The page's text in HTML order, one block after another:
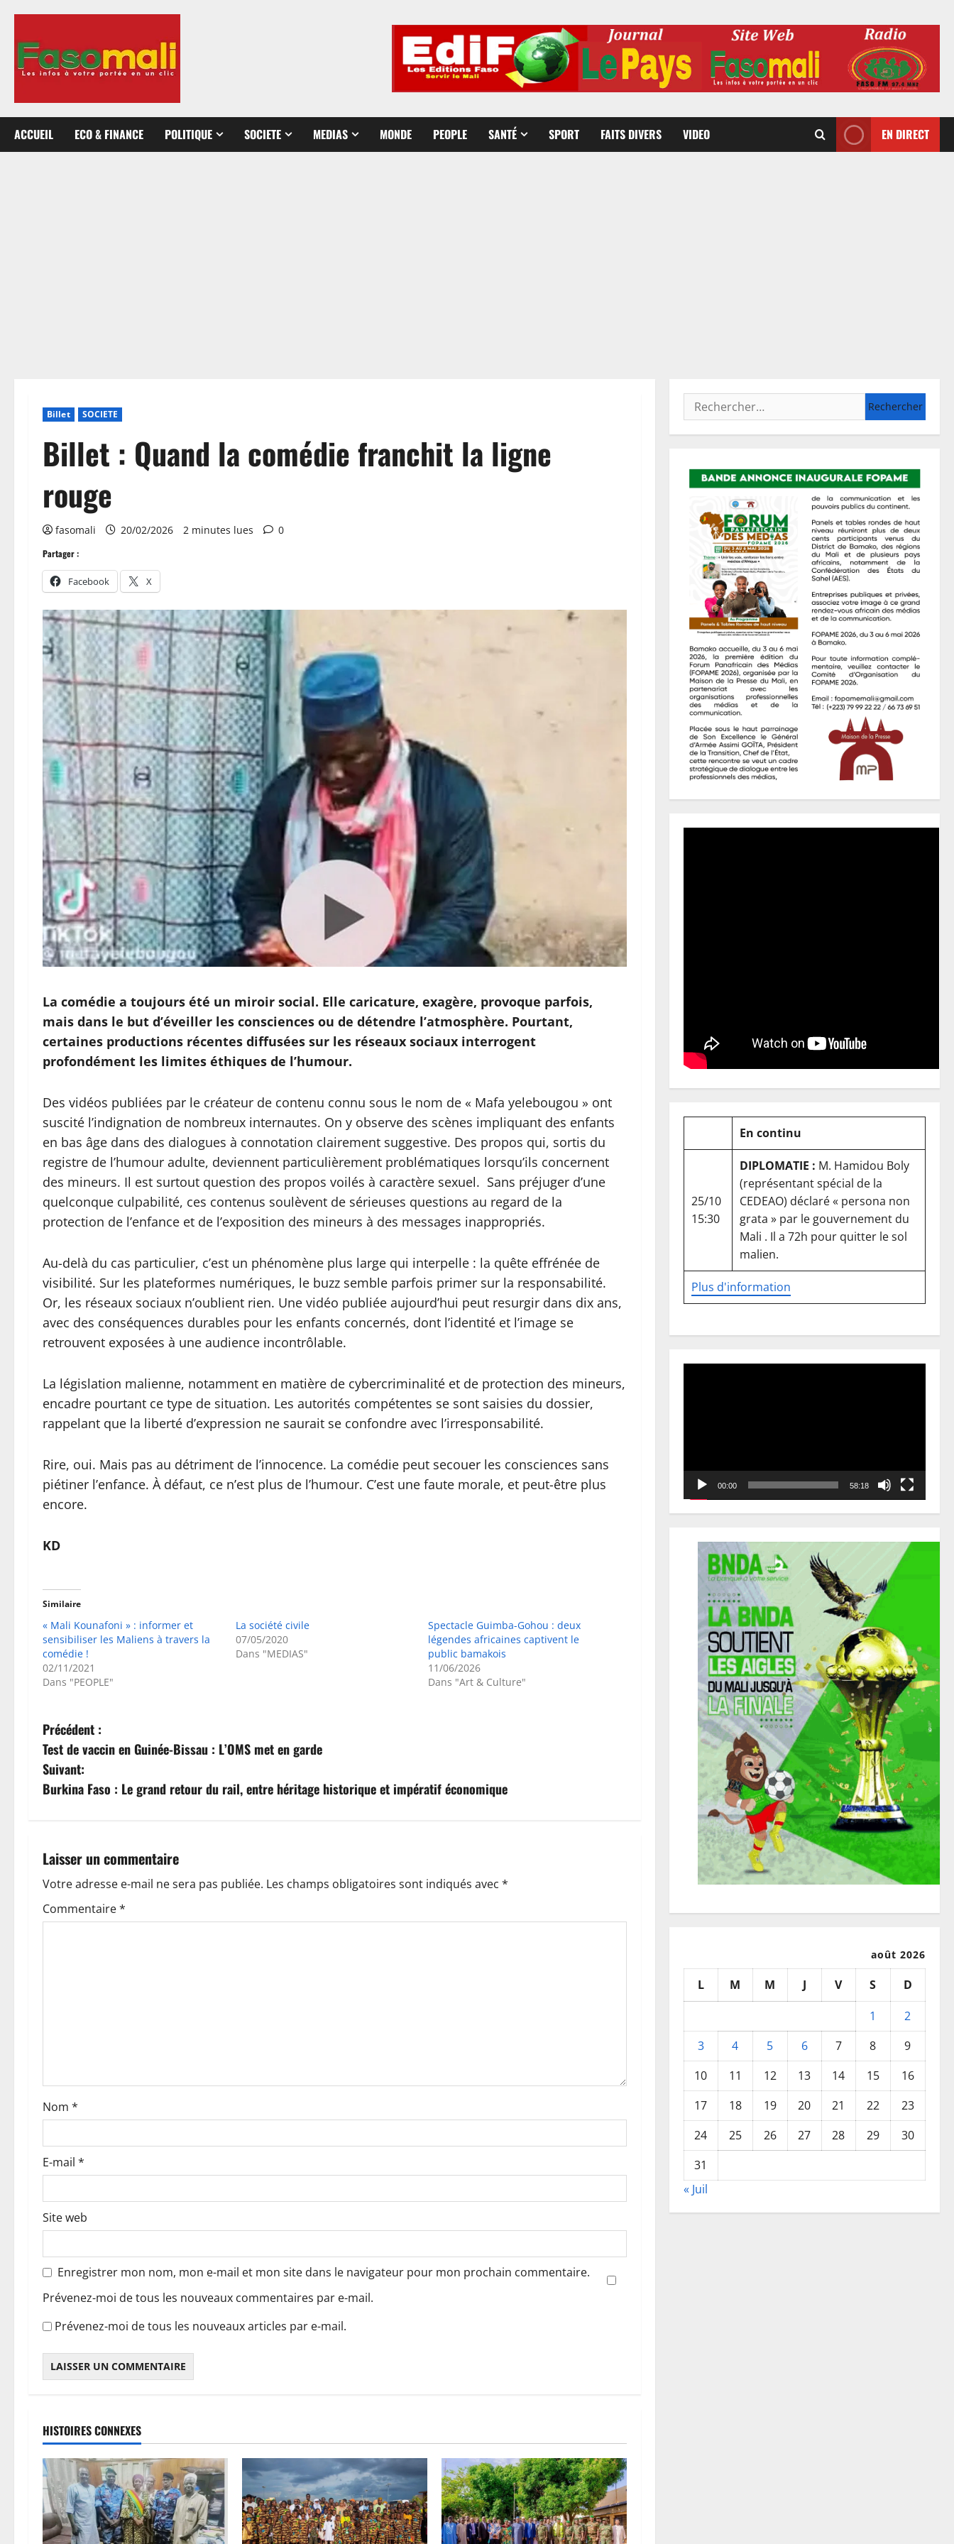
contenu
ACCUEIL ECO & FINANCE POLITIQUE SOCIETE MEDIAS MONDE PEOPLE SANTÉ SPORT FAITS DIVERS VIDEO EN DIRECT
Billet SOCIETE
Billet : Quand la comédie franchit la ligne
rouge
fasomali 20/02/2026 2 minutes lues 0
Partager :
Facebook X
La comédie a toujours été un miroir social. Elle caricature, exagère, provoque parfois,
mais dans le but d’éveiller les consciences ou de détendre l’atmosphère. Pourtant,
certaines productions récentes diffusées sur les réseaux sociaux interrogent
profondément les limites éthiques de l’humour.
Des vidéos publiées par le créateur de contenu connu sous le nom de « Mafa yelebougou » ont
suscité l’indignation de nombreux internautes. On y observe des scènes impliquant des enfants
en bas âge dans des dialogues à connotation clairement suggestive. Des propos qui, sortis du
registre de l’humour adulte, deviennent particulièrement problématiques lorsqu’ils concernent
des mineurs. Il est surtout question des propos voilés à caractère sexuel. Sans préjuger d’une
quelconque culpabilité, ces contenus soulèvent de sérieuses questions au regard de la
protection de l’enfance et de l’exposition des mineurs à des messages inappropriés.
Au-delà du cas particulier, c’est un phénomène plus large qui interpelle : la quête effrénée de
visibilité. Sur les plateformes numériques, le buzz semble parfois primer sur la responsabilité.
Or, les réseaux sociaux n’oublient rien. Une vidéo publiée aujourd’hui peut resurgir dans dix ans,
avec des conséquences durables pour les enfants concernés, dont l’identité et l’image se
retrouvent exposées à une audience incontrôlable.
La législation malienne, notamment en matière de cybercriminalité et de protection des mineurs,
encadre pourtant ce type de situation. Les autorités compétentes se sont saisies du dossier,
rappelant que la liberté d’expression ne saurait se confondre avec l’irresponsabilité.
Rire, oui. Mais pas au détriment de l’innocence. La comédie peut secouer les consciences sans
piétiner l’enfance. À défaut, ce n’est plus de l’humour. C’est une faute morale, et peut-être plus
encore.
KD
Similaire
« Mali Kounafoni » : informer et
sensibiliser les Maliens à travers la
comédie !
02/11/2021
Dans "PEOPLE"
La société civile
07/05/2020
Dans "MEDIAS"
Spectacle Guimba-Gohou : deux
légendes africaines captivent le
public bamakois
11/06/2026
Dans "Art & Culture"
N
a
v
g
a
t
a
r
t
i
c
l
e
Précédent :
Test de vaccin en Guinée-Bissau : L’OMS met en garde
Suivant:
Burkina Faso : Le grand retour du rail, entre héritage historique et impératif économique
Laisser un commentaire
Votre adresse e-mail ne sera pas publiée. Les champs obligatoires sont indiqués avec *
Commentaire*
Nom *
E-mail *
Site web
Enregistrer mon nom, mon e-mail et mon site dans le navigateur pour mon prochain commentaire.
Prévenez-moi de tous les nouveaux commentaires par e-mail.
Prévenez-moi de tous les nouveaux articles par e-mail.
HISTOIRES CONNEXES
Rechercher :
En continu
Plus d'information
25/10
15:30
DIPLOMATIE : M. Hamidou Boly
(représentant spécial de la
CEDEAO) déclaré « persona non
grata » par le gouvernement du
Mali . Il a 72h pour quitter le sol
malien.
00:00 58:18
août 2026
L M M J V S
D
1
2
3
4 5 6 7 8
9
10
11 12 13 14 15
16
17
18 19 20 21 22
23
24
25 26 27 28 29
30
31
« Juil